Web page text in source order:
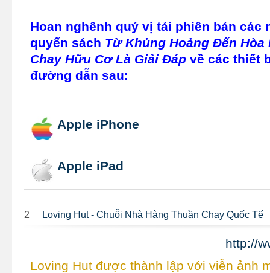
Hoan nghênh quý vị tải phiên bản các
quyển sách Từ Khủng Hoảng Đến Hòa
Chay Hữu Cơ Là Giải Đápvề các thiết
đường dẫn sau:
Apple iPhone
Apple iPad
2 Loving Hut - Chuỗi Nhà Hàng Thuần Chay Quốc Tế
http://
Loving Hut được thành lập với viễn ảnh